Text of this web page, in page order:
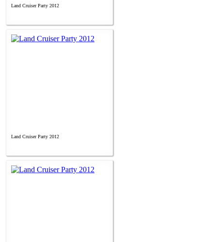
Land Cruiser Party 2012
Land Cruiser Party 2012